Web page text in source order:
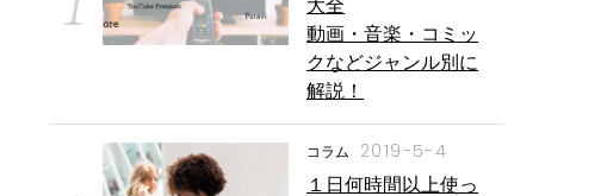
大全
動画・音楽・コミッ
クなどジャンル別に
解説！
コラム 2019-5-4
１日何時間以上使っ